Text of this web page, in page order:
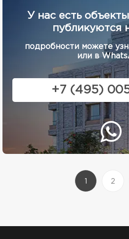
У нас есть
публикуются
подробности можете
или в
+7 (495)
(current)
2